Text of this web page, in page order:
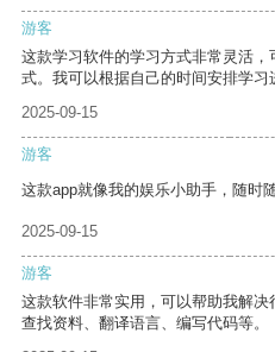
游客
这款学习软件的学习方式非常灵活
式。我可以根据自己的时间安排学习
2025-09-15
游客
这款app就像我的娱乐小助手，随时
2025-09-15
游客
这款软件非常实用，可以帮助我解
查找资料、翻译语言、编写代码等。